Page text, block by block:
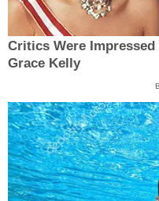
Critics Were Impressed
Grace Kelly